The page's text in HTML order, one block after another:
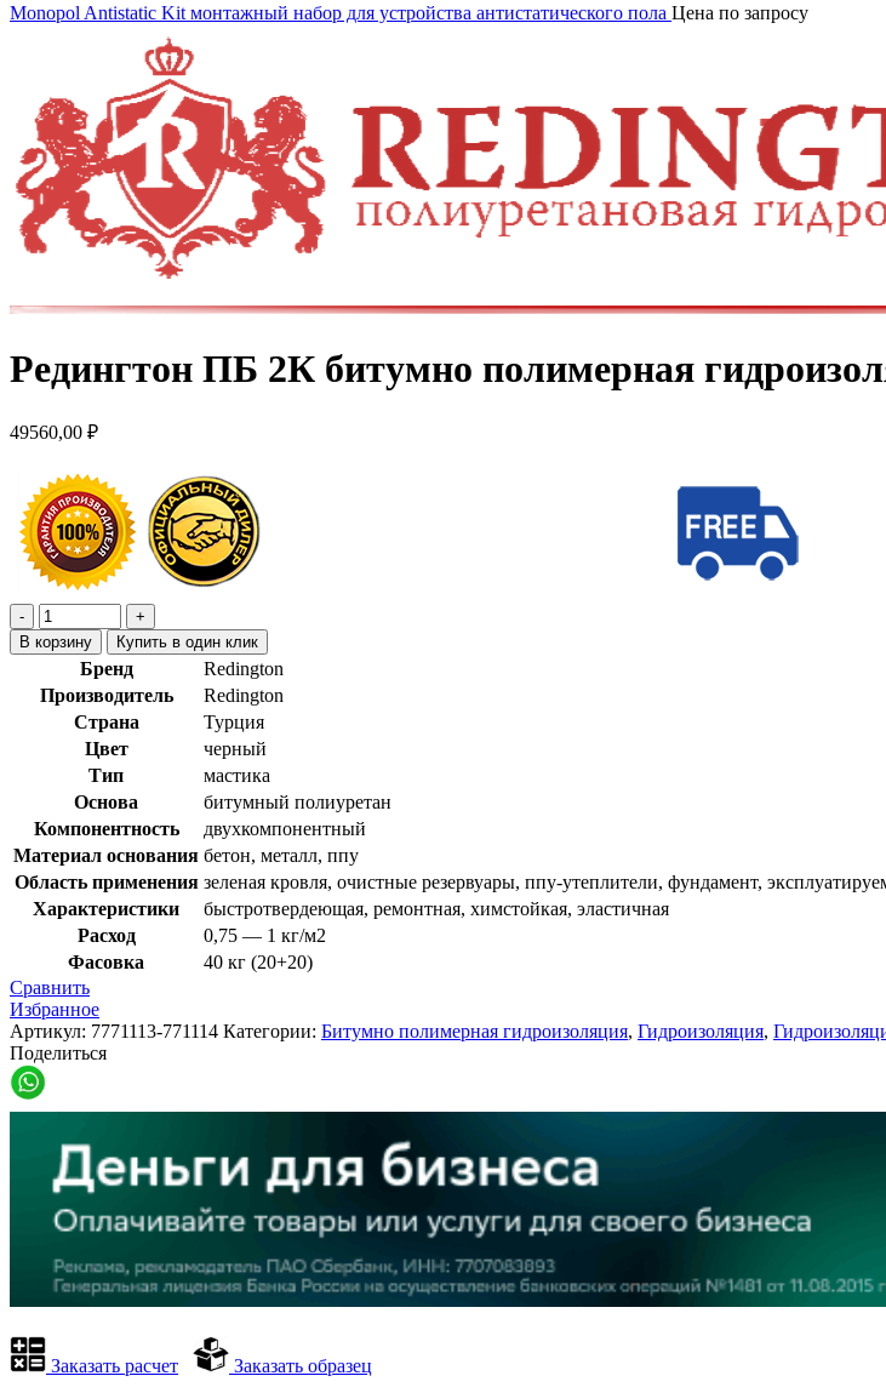
Monopol Antistatic Kit монтажный набор для устройства антистатического пола Цена по запросу
Редингтон ПБ 2К битумно полимерная
49560,00 ₽
В корзину Купить в один клик
Бренд
Redington
Производитель
Redington
Страна
Турция
Цвет
черный
Тип
мастика
Основа
битумный полиуретан
Компонентность
двухкомпонентный
Материал основания бетон, металл, ппу
Область применения зеленая кровля, очистные резервуары, ппу-утеплители, фундамент,
Характеристики
быстротвердеющая, ремонтная, химстойкая, эластичная
Расход
0,75 — 1 кг/м2
Фасовка
40 кг (20+20)
Сравнить
Избранное
Артикул: 7771113-771114 Категории: Битумно полимерная гидроизоляция, Гидроизоляция,
Поделиться
Заказать расчет Заказать образец